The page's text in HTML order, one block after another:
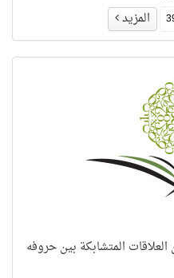
المزيد
المتشابكة بين حروفه